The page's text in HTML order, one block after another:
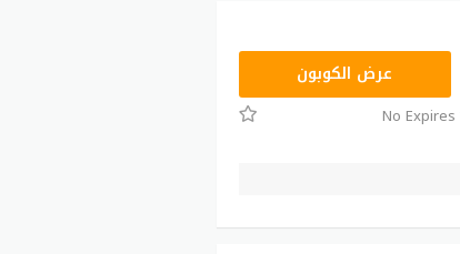
BM150عرض الكوبون
No Expires